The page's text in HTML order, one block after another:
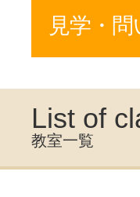
見学・
List of
教室一覧